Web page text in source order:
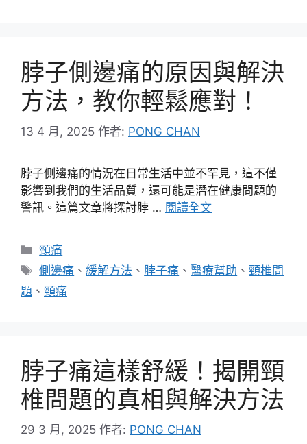
脖子側邊痛的原因與解決
方法，教你輕鬆應對！
13 4 月, 2025 作者: PONG CHAN
脖子側邊痛的情況在日常生活中並不罕見，這不僅
影響到我們的生活品質，還可能是潛在健康問題的
警訊。這篇文章將探討脖 … 閱讀全文
分
類
頸痛
標
籤
側邊痛 、緩解方法 、 脖子痛 、醫療幫助 、頸椎問
題 、 頸痛
脖子痛這樣舒緩！揭開頸
椎問題的真相與解決方法
29 3 月, 2025 作者: PONG CHAN